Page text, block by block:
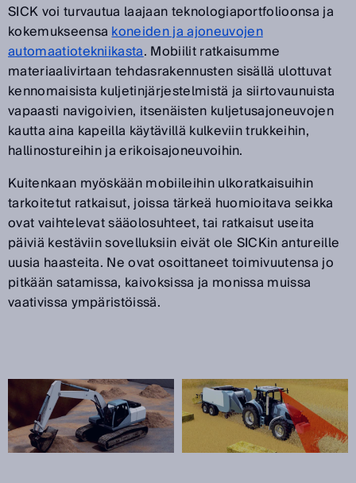
SICK voi turvautua laajaan teknologiaportfolioonsa ja
kokemukseensakoneiden ja ajoneuvojen
automaatiotekniikasta. Mobiilit ratkaisumme
materiaalivirtaan tehdasrakennusten sisällä ulottuvat
kennomaisista kuljetinjärjestelmistä ja siirtovaunuista
vapaasti navigoivien, itsenäisten kuljetusajoneuvojen
kautta aina kapeilla käytävillä kulkeviin trukkeihin,
hallinostureihin ja erikoisajoneuvoihin.
Kuitenkaan myöskään mobiileihin ulkoratkaisuihin
tarkoitetut ratkaisut, joissa tärkeä huomioitava seikka
ovat vaihtelevat sääolosuhteet, tai ratkaisut useita
päiviä kestäviin sovelluksiin eivät ole SICKin antureille
uusia haasteita. Ne ovat osoittaneet toimivuutensa jo
pitkään satamissa, kaivoksissa ja monissa muissa
vaativissa ympäristöissä.